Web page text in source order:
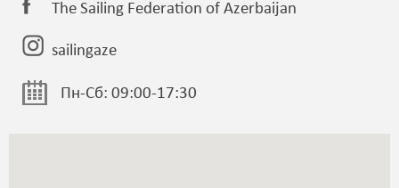
The Sailing Federation of Azerbaijan
sailingaze
Пн-Сб: 09:00-17:30